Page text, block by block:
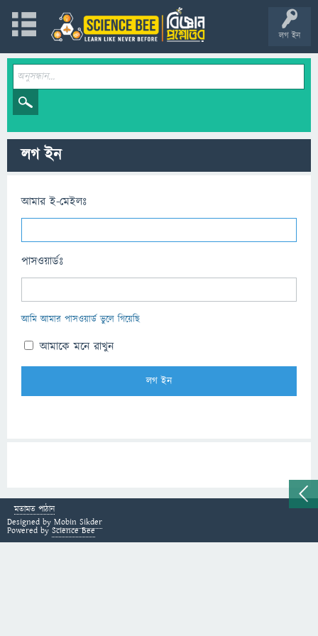
লগ ইন
লগ ইন
আমার ই-মেইলঃ
পাসওয়ার্ডঃ
আমি আমার পাসওয়ার্ড ভুলে গিয়েছি
আমাকে মনে রাখুন
মতামত পাঠান
Designed by Mobin Sikder
Powered by Science Bee